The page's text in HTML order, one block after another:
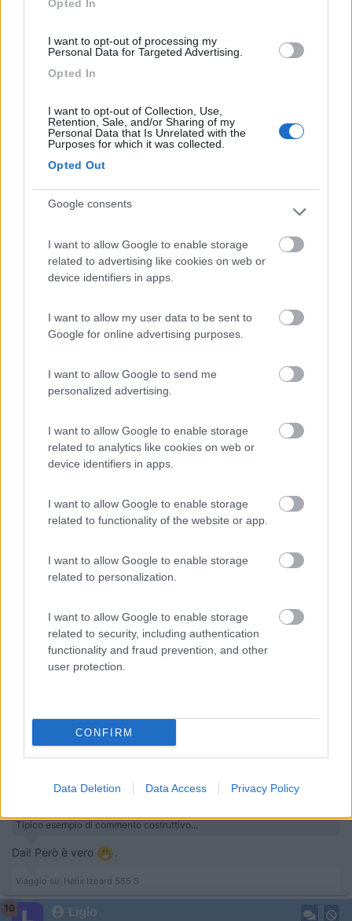
Opted In
I want to opt-out of processing my
Personal Data for Targeted Advertising.
Opted In
I want to opt-out of Collection, Use,
Retention, Sale, and/or Sharing of my
Personal Data that Is Unrelated with the
Purposes for which it was collected.
Opted Out
Google consents
I want to allow Google to enable storage
related to advertising like cookies on web or
device identifiers in apps.
I want to allow my user data to be sent to
Google for online advertising purposes.
I want to allow Google to send me
personalized advertising.
I want to allow Google to enable storage
related to analytics like cookies on web or
device identifiers in apps.
I want to allow Google to enable storage
related to functionality of the website or app.
I want to allow Google to enable storage
related to personalization.
I want to allow Google to enable storage
related to security, including authentication
functionality and fraud prevention, and other
user protection.
CONFIRM
Data Deletion Data Access Privacy Policy
10:23:13
generalmente i consigli si chiedono prima di acquistare... se ti elencano
un sacco di difetti cosa fai? annulli il contratto? Giorgio
Tipico esempio di commento costruttivo...
Matteo978
231
In risposta al messaggio diLigiodel09/12/2021alle09:06:19
Grazie Matteo delle spiegazioni, non ho preso il dreamer perché non mi
ogni volta aperto di rifare il letto... Prima avevamo un motorhome con
Di niente Ligio,
anch'io ho dovuto prendere il 140 cv , perché preso in pronta
ancora non si parlava del Covid.
Certo ,che avrei preferito un motore più potente visto la mole
del mezzo,ma venendo da un mansardato di sette metri che
molto meglio, ora guidare è comunque un piacere , anche se
solo è un 140 manuale
.
Inserito il09/12/2021 alle:12:36:29
Grazie ancora delle spiegazioni ora non mi resta che aspettare
aprile/maggio per provarlo
IvanG
3197
In risposta al messaggio di del 09/12/2021 10:23:13
Tipico esempio di commento costruttivo...
Dai! Però è vero .
Viaggio su: Helix Izoard 555 S
10 Ligio